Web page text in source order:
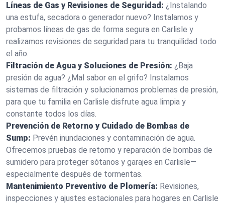
Líneas de Gas y Revisiones de Seguridad: ¿Instalando
una estufa, secadora o generador nuevo? Instalamos y
probamos líneas de gas de forma segura en Carlisle y
realizamos revisiones de seguridad para tu tranquilidad todo
el año.
Filtración de Agua y Soluciones de Presión: ¿Baja
presión de agua? ¿Mal sabor en el grifo? Instalamos
sistemas de filtración y solucionamos problemas de presión,
para que tu familia en Carlisle disfrute agua limpia y
constante todos los días.
Prevención de Retorno y Cuidado de Bombas de
Sump: Prevén inundaciones y contaminación de agua.
Ofrecemos pruebas de retorno y reparación de bombas de
sumidero para proteger sótanos y garajes en Carlisle—
especialmente después de tormentas.
Mantenimiento Preventivo de Plomería: Revisiones,
inspecciones y ajustes estacionales para hogares en Carlisle